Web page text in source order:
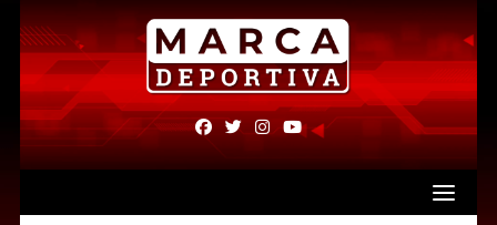
Skip
content
fab
fa-
fab
fa-
fab fab